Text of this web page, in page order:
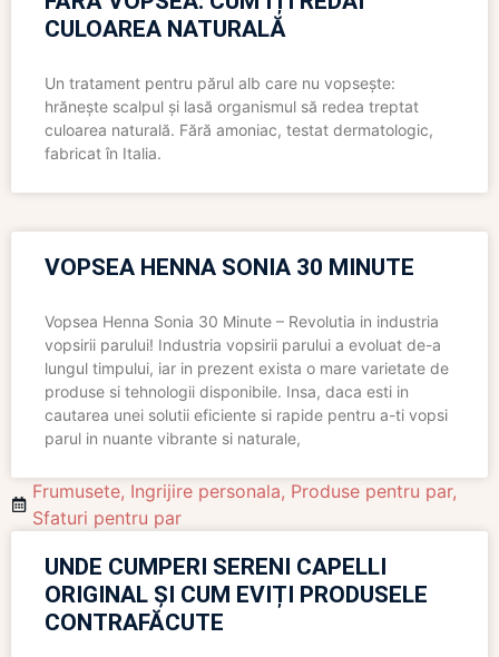
CULOAREA NATURALĂ
Un tratament pentru părul alb care nu vopsește:
hrănește scalpul și lasă organismul să redea treptat
culoarea naturală. Fără amoniac, testat dermatologic,
fabricat în Italia.
VOPSEA HENNA SONIA 30 MINUTE
Vopsea Henna Sonia 30 Minute – Revolutia in industria
vopsirii parului! Industria vopsirii parului a evoluat de-a
lungul timpului, iar in prezent exista o mare varietate de
produse si tehnologii disponibile. Insa, daca esti in
cautarea unei solutii eficiente si rapide pentru a-ti vopsi
parul in nuante vibrante si naturale,
Frumusete, Ingrijire personala, Produse pentru par,
Sfaturi pentru par
UNDE CUMPERI SERENI CAPELLI
ORIGINAL ȘI CUM EVIȚI PRODUSELE
CONTRAFĂCUTE